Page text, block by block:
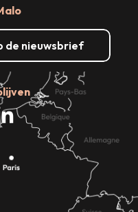
de nieuwsbrief